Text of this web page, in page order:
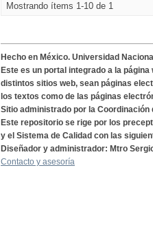
Mostrando ítems 1-10 de 1
Hecho en México. Universidad
Este es un portal integrado a la
distintos sitios web, sean páginas
los textos como de las páginas
Sitio administrado por la Coordinación
Este repositorio se rige por los
y el Sistema de Calidad con las
Diseñador y administrador: Mtro
Contacto y asesoría